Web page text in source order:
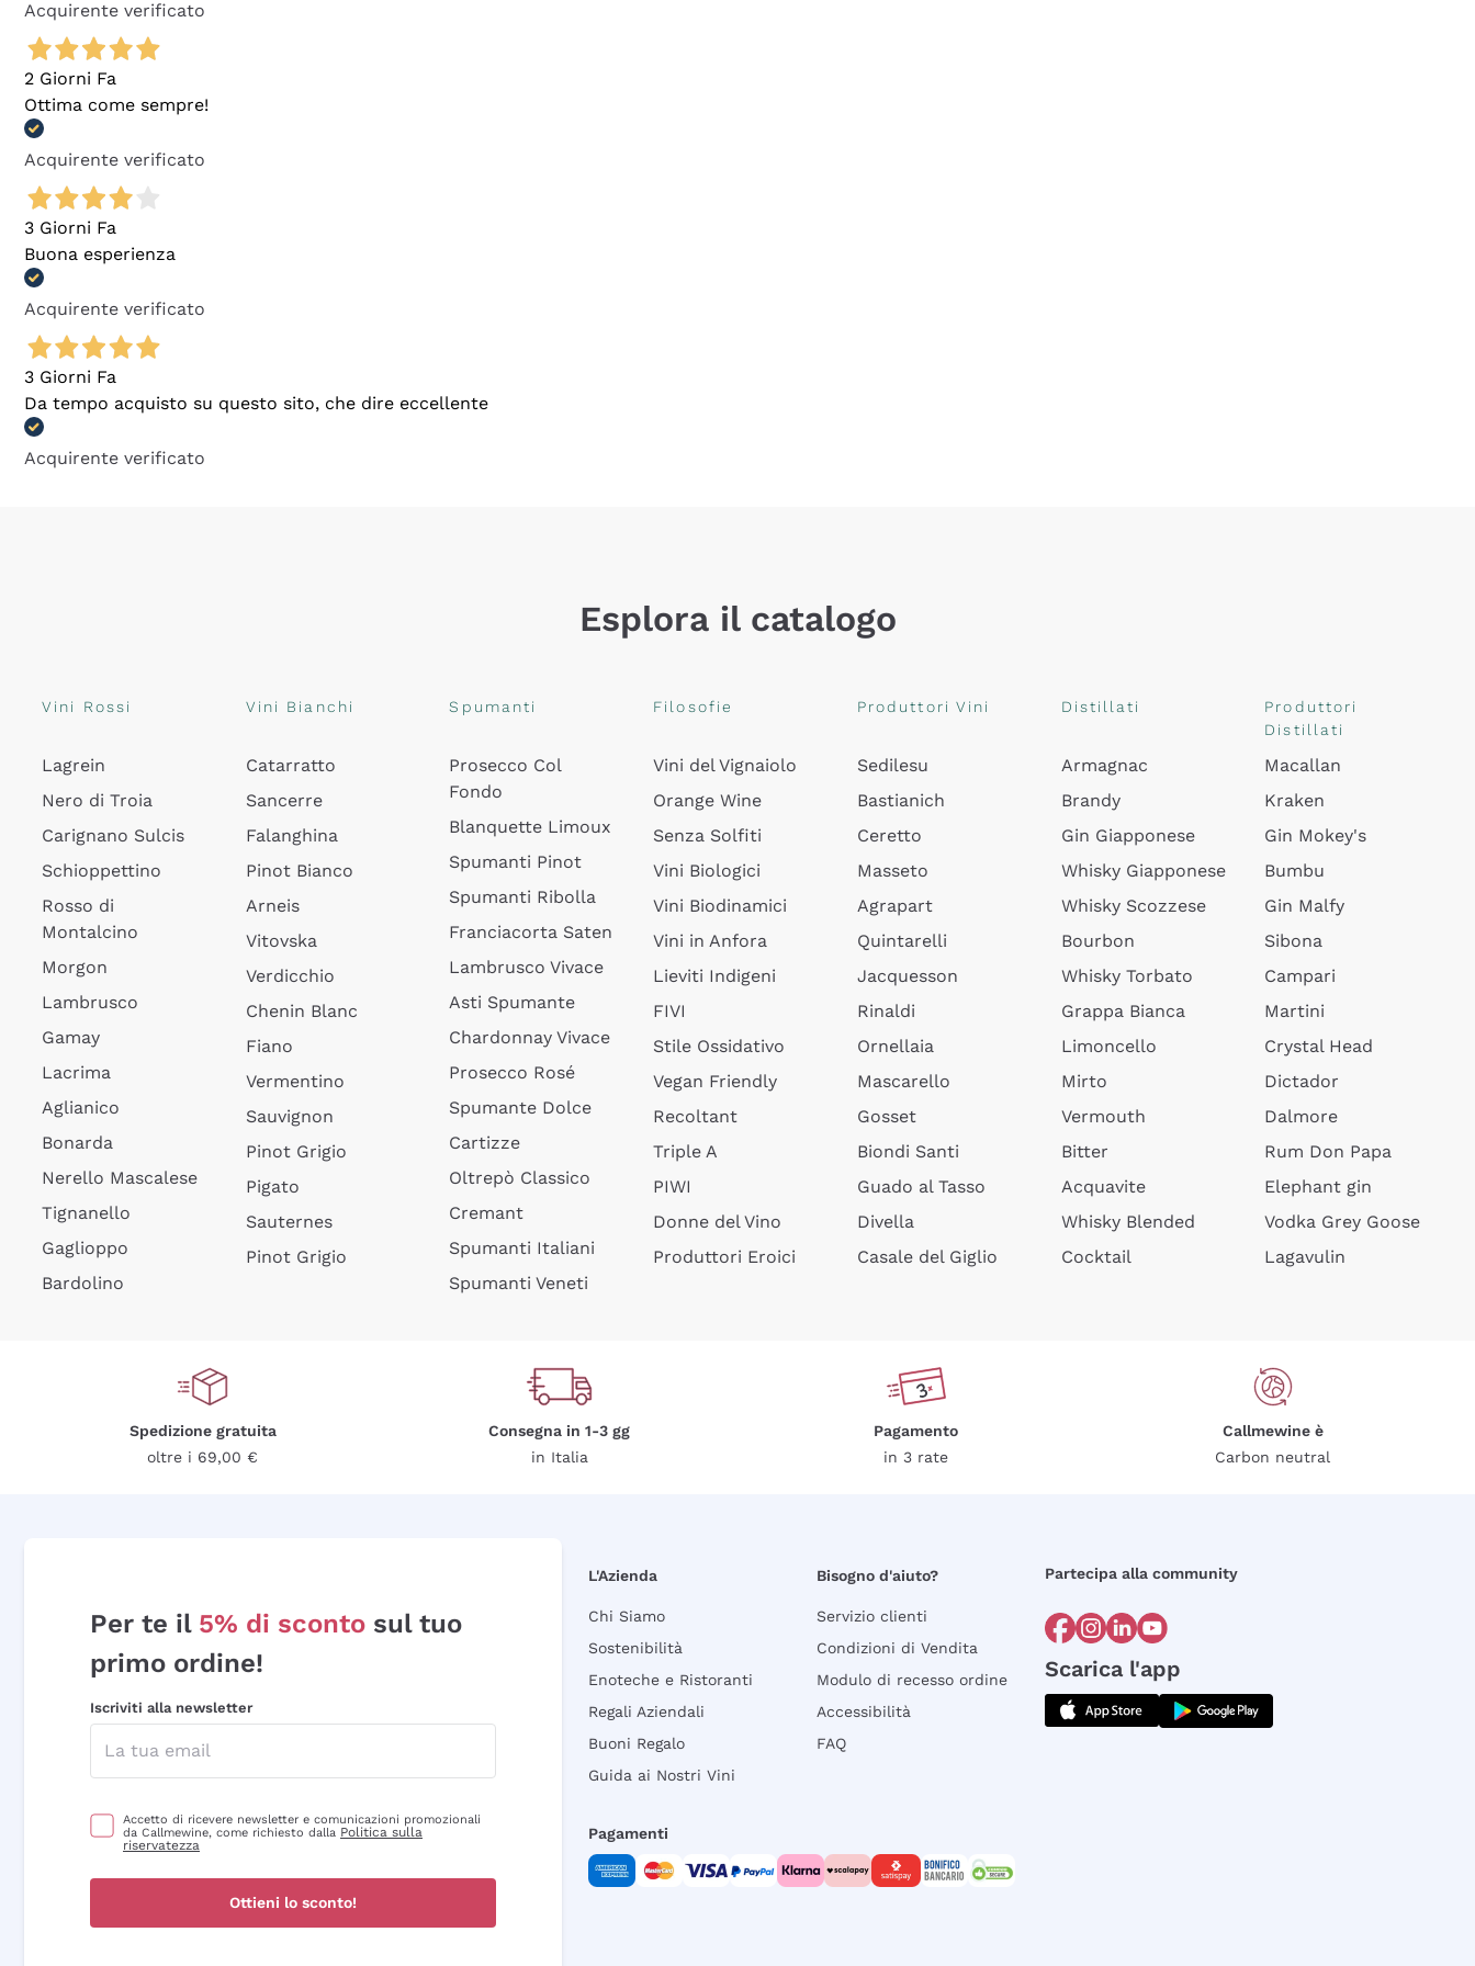
Acquirente verificato
2 Giorni Fa
Ottima come sempre!
Acquirente verificato
3 Giorni Fa
Buona esperienza
Acquirente verificato
3 Giorni Fa
Da tempo acquisto su questo sito, che dire eccellente
Acquirente verificato
Esplora il catalogo
Vini Rossi
Lagrein
Nero di Troia
Carignano Sulcis
Schioppettino
Rosso di
Montalcino
Morgon
Lambrusco
Gamay
Lacrima
Aglianico
Bonarda
Nerello Mascalese
Tignanello
Gaglioppo
Bardolino
Vini Bianchi
Catarratto
Sancerre
Falanghina
Pinot Bianco
Arneis
Vitovska
Verdicchio
Chenin Blanc
Fiano
Vermentino
Sauvignon
Pinot Grigio
Pigato
Sauternes
Pinot Grigio
Spumanti
Prosecco Col
Fondo
Blanquette Limoux
Spumanti Pinot
Spumanti Ribolla
Franciacorta Saten
Lambrusco Vivace
Asti Spumante
Chardonnay Vivace
Prosecco Rosé
Spumante Dolce
Cartizze
Oltrepò Classico
Cremant
Spumanti Italiani
Spumanti Veneti
Filosofie
Vini del Vignaiolo
Orange Wine
Senza Solfiti
Vini Biologici
Vini Biodinamici
Vini in Anfora
Lieviti Indigeni
FIVI
Stile Ossidativo
Vegan Friendly
Recoltant
Triple A
PIWI
Donne del Vino
Produttori Eroici
Produttori Vini
Sedilesu
Bastianich
Ceretto
Masseto
Agrapart
Quintarelli
Jacquesson
Rinaldi
Ornellaia
Mascarello
Gosset
Biondi Santi
Guado al Tasso
Divella
Casale del Giglio
Distillati
Armagnac
Brandy
Gin Giapponese
Whisky Giapponese
Whisky Scozzese
Bourbon
Whisky Torbato
Grappa Bianca
Limoncello
Mirto
Vermouth
Bitter
Acquavite
Whisky Blended
Cocktail
Produttori
Distillati
Macallan
Kraken
Gin Mokey's
Bumbu
Gin Malfy
Sibona
Campari
Martini
Crystal Head
Dictador
Dalmore
Rum Don Papa
Elephant gin
Vodka Grey Goose
Lagavulin
Spedizione gratuita
oltre i 69,00 €
Consegna in 1-3 gg
in Italia
Pagamento
in 3 rate
Callmewine è
Carbon neutral
Per te il 5% di sconto sul tuo
primo ordine!
Iscriviti alla newsletter
Accetto di ricevere newsletter e comunicazioni promozionali
da Callmewine, come richiesto dalla Politica sulla
riservatezza
Ottieni lo sconto!
L'Azienda
Chi Siamo
Sostenibilità
Enoteche e Ristoranti
Regali Aziendali
Buoni Regalo
Guida ai Nostri Vini
Bisogno d'aiuto?
Servizio clienti
Condizioni di Vendita
Modulo di recesso ordine
Accessibilità
FAQ
Partecipa alla community
Scarica l'app
Pagamenti